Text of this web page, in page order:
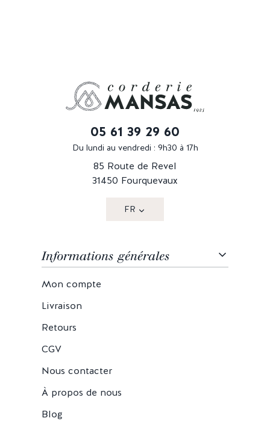
05 61 39 29 60
Du lundi au vendredi : 9h30 à 17h
85 Route de Revel
31450 Fourquevaux
FR
Informations générales
Mon compte
Livraison
Retours
CGV
Nous contacter
À propos de nous
Blog